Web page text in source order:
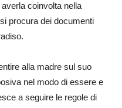
coinvolta nella
procura dei documenti
alla madre sul suo
nel modo di essere e
a seguire le regole di